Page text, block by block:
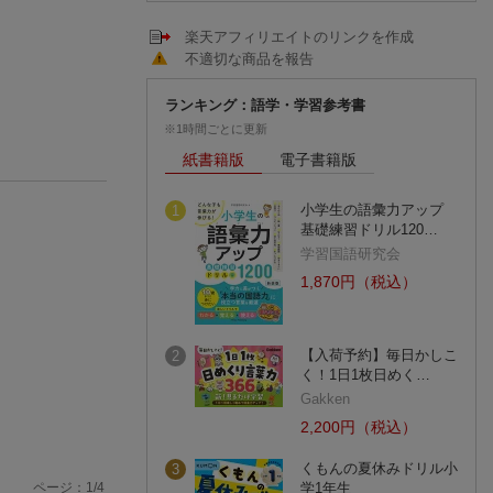
ページ： 1 /4
楽天アフィリエイトのリンクを作成
不適切な商品を報告
ランキング：語学・学習参考書
※1時間ごとに更新
紙書籍版 電子書籍版
1
小学生の語彙力アップ
基礎練習ドリル120…
学習国語研究会
1,870円（税込）
2
【入荷予約】毎日かしこ
く！1日1枚日めく…
Gakken
2,200円（税込）
3
くもんの夏休みドリル小
学1年生